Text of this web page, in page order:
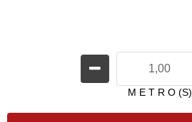
M E T R O (S)